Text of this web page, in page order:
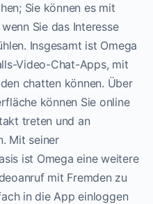
Sie können es mit
Sie das Interesse
Insgesamt ist Omega
Video-Chat-Apps, mit
chatten können. Über
können Sie online
treten und an
Mit seiner
ist Omega eine weitere
mit Fremden zu
in die App einloggen